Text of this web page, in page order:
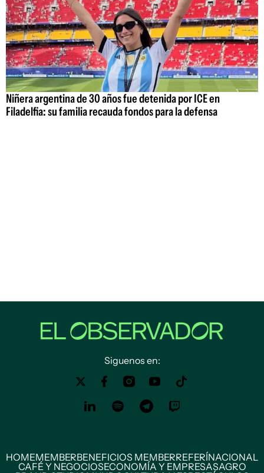
Niñera argentina de 30 años fue detenida por ICE en
Filadelfia: su familia recauda fondos para la defensa
Siguenos en:
HOMEMEMBERBENEFICIOS MEMBERREFERÍNACIONAL
CAFÉ Y NEGOCIOSECONOMÍA Y EMPRESASAGRO